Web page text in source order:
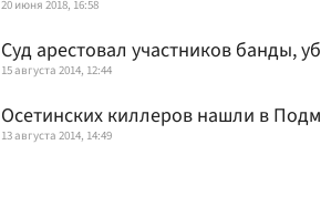
20 июня 2018, 16:58
Суд арестовал участников банды,
15 августа 2014, 12:44
Осетинских киллеров нашли в
13 августа 2014, 14:49